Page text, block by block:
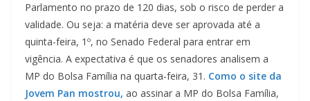
Parlamento no prazo de 120 dias, sob o risco de perder a
validade. Ou seja: a matéria deve ser aprovada até a
quinta-feira, 1º, no Senado Federal para entrar em
vigência. A expectativa é que os senadores analisem a
MP do Bolsa Família na quarta-feira, 31. Como o site da
Jovem Pan mostrou, ao assinar a MP do Bolsa Família,